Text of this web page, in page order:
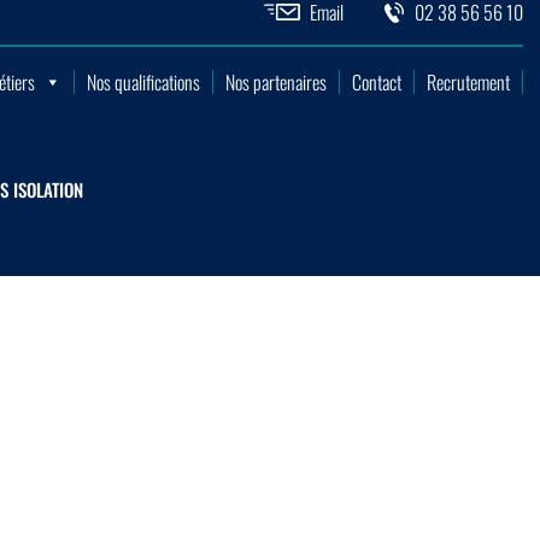
Email 02 38 56 56 10
Nos qualifications Nos partenaires Contact Recrutement
& SPORTIFS
GÉNÉRALE
ISOLATION
NOS QUALIFICATIONS
RECRUTEMENT